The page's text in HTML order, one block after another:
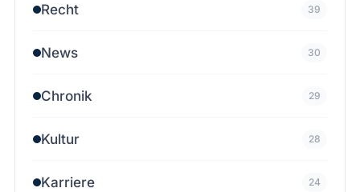
Recht 39
News 30
Chronik 29
Kultur 28
Karriere 24